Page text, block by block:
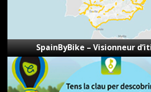
SpainByBike – Visionneur
Les
secrets
des
voies